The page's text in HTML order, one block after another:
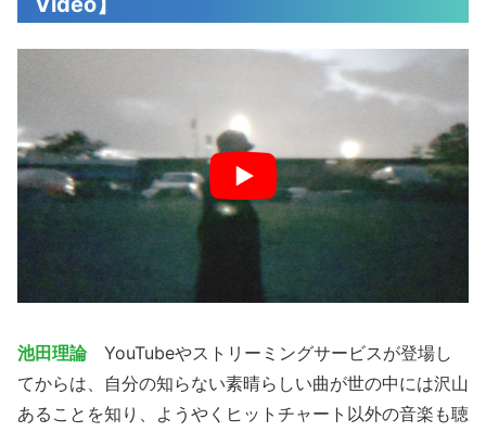
池田理論YouTubeやストリーミングサービスが登場し
てからは、自分の知らない素晴らしい曲が世の中には沢山
あることを知り、ようやくヒットチャート以外の音楽も聴